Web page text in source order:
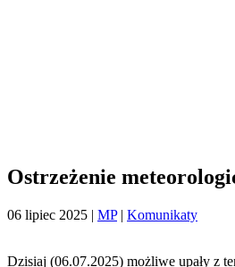
Ostrzeżenie
06 lipiec 2025 | MP| Komunikaty
Dzisiaj (06.07.2025) możliwe upały z